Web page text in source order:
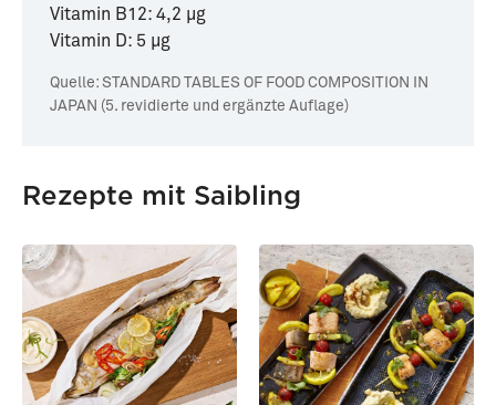
Vitamin B12: 4,2 µg
Vitamin D: 5 µg
Quelle: STANDARD TABLES OF FOOD COMPOSITION IN
JAPAN (5. revidierte und ergänzte Auflage)
Rezepte mit Saibling